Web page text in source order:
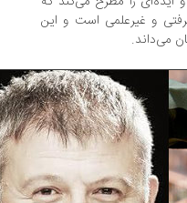
غیرعلمی است و این